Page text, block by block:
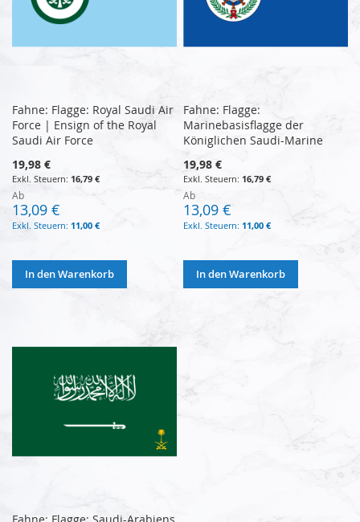
Fahne: Flagge: Royal Saudi Air
Force | Ensign of the Royal
Saudi Air Force
19,98 €
16,79 €
Ab
13,09 €
11,00 €
In den Warenkorb
Fahne: Flagge:
Marinebasisflagge der
Königlichen Saudi-Marine
19,98 €
16,79 €
Ab
13,09 €
11,00 €
In den Warenkorb
Fahne: Flagge: Saudi-Arabiens